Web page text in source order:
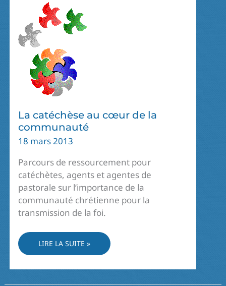
La catéchèse au cœur de la
communauté
18 mars 2013
Parcours de ressourcement pour
catéchètes, agents et agentes de
pastorale sur l’importance de la
communauté chrétienne pour la
transmission de la foi.
LA
CATÉCHÈSE
AU
CŒUR
LIRE LA SUITE »